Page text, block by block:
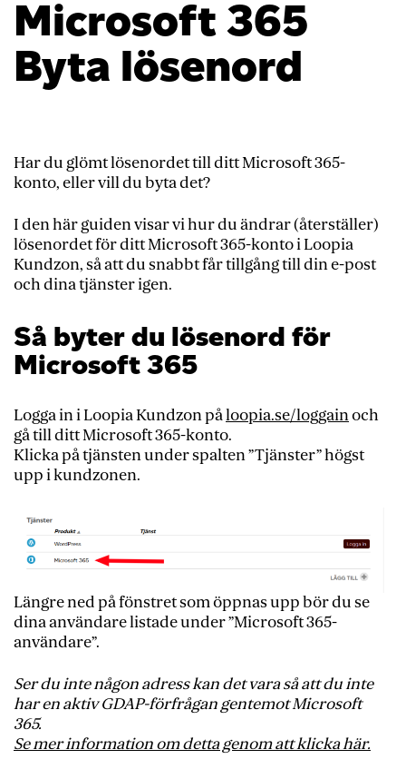
Microsoft 365
Byta lösenord
Har du glömt lösenordet till ditt Microsoft 365-
konto, eller vill du byta det?
I den här guiden visar vi hur du ändrar (återställer)
lösenordet för ditt Microsoft 365-konto i Loopia
Kundzon, så att du snabbt får tillgång till din e-post
och dina tjänster igen.
Så byter du lösenord för
Microsoft 365
Logga in i Loopia Kundzon påloopia.se/loggainoch
gå till ditt Microsoft 365-konto.
Klicka på tjänsten under spalten ”Tjänster” högst
upp i kundzonen.
Längre ned på fönstret som öppnas upp bör du se
dina användare listade under ”Microsoft 365-
användare”.
Ser du inte någon adress kan det vara så att du inte
har en aktiv GDAP-förfrågan gentemot Microsoft
365.
Se mer information om detta genom att klicka här.